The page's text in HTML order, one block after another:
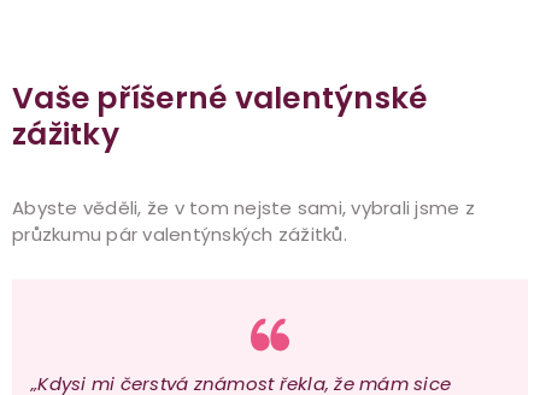
Vaše příšerné valentýnské
zážitky
Abyste věděli, že v tom nejste sami, vybrali jsme z
průzkumu pár valentýnských zážitků.
„Kdysi mi čerstvá známost řekla, že mám sice